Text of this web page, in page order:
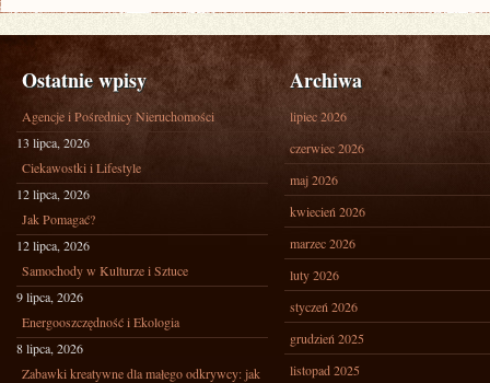
Ostatnie wpisy
Agencje i Pośrednicy Nieruchomości
13 lipca, 2026
Ciekawostki i Lifestyle
12 lipca, 2026
Jak Pomagać?
12 lipca, 2026
Samochody w Kulturze i Sztuce
9 lipca, 2026
Energooszczędność i Ekologia
8 lipca, 2026
Zabawki kreatywne dla małego odkrywcy: jak
Archiwa
lipiec 2026
czerwiec 2026
maj 2026
kwiecień 2026
marzec 2026
luty 2026
styczeń 2026
grudzień 2025
listopad 2025